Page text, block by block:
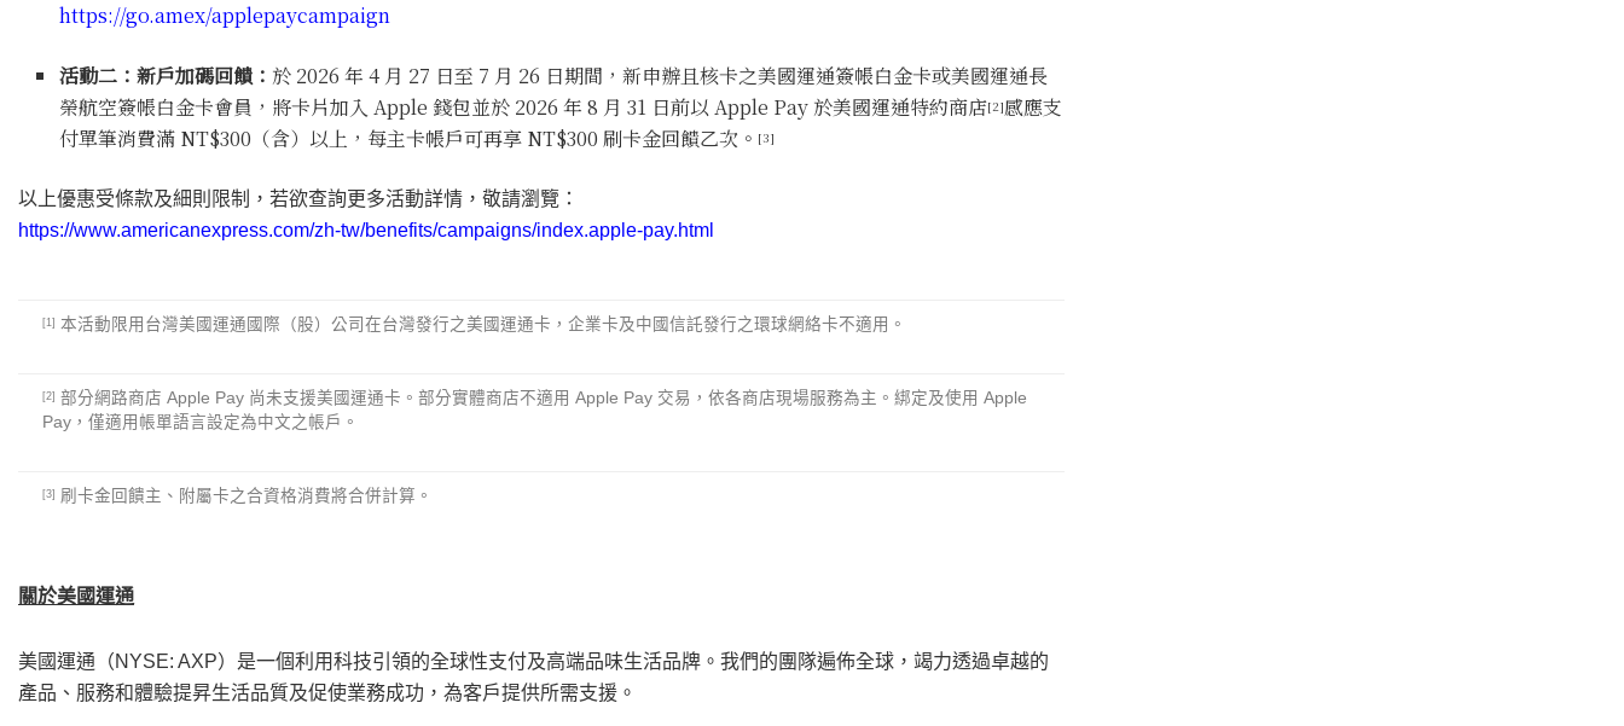
https://go.amex/applepaycampaign
活動二：新戶加碼回饋： 於 2026 年 4 月 27 日至 7 月 26 日期間，新申辦且核卡之美國運通簽帳白金卡或美國運通長
榮航空簽帳白金卡會員，將卡片加入 Apple 錢包並於 2026 年 8 月 31 日前以 Apple Pay 於美國運通特約商店[2]感應支
付單筆消費滿 NT$300（含）以上，每主卡帳戶可再享 NT$300 刷卡金回饋乙次。 [3]
以上優惠受條款及細則限制，若欲查詢更多活動詳情，敬請瀏覽：
https://www.americanexpress.com/zh-tw/benefits/campaigns/index.apple-pay.html
[1] 本活動限用台灣美國運通國際（股）公司在台灣發行之美國運通卡，企業卡及中國信託發行之環球網絡卡不適用。
[2] 部分網路商店 Apple Pay 尚未支援美國運通卡。部分實體商店不適用 Apple Pay 交易，依各商店現場服務為主。綁定及使用 Apple
Pay，僅適用帳單語言設定為中文之帳戶。
[3] 刷卡金回饋主、附屬卡之合資格消費將合併計算。
關於美國運通
美國運通（NYSE: AXP）是一個利用科技引領的全球性支付及高端品味生活品牌。我們的團隊遍佈全球，竭力透過卓越的
產品、服務和體驗提昇生活品質及促使業務成功，為客戶提供所需支援。